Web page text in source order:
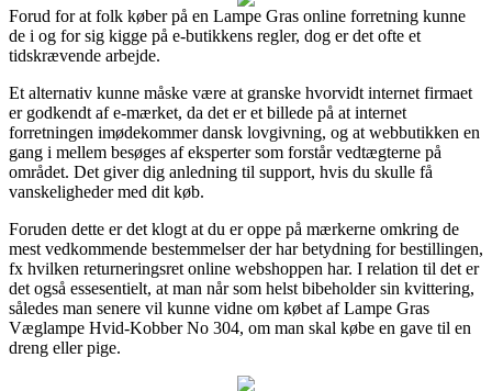
Forud for at folk køber på en Lampe Gras online forretning kunne
de i og for sig kigge på e-butikkens regler, dog er det ofte et
tidskrævende arbejde.
Et alternativ kunne måske være at granske hvorvidt internet firmaet
er godkendt af e-mærket, da det er et billede på at internet
forretningen imødekommer dansk lovgivning, og at webbutikken en
gang i mellem besøges af eksperter som forstår vedtægterne på
området. Det giver dig anledning til support, hvis du skulle få
vanskeligheder med dit køb.
Foruden dette er det klogt at du er oppe på mærkerne omkring de
mest vedkommende bestemmelser der har betydning for bestillingen,
fx hvilken returneringsret online webshoppen har. I relation til det er
det også essesentielt, at man når som helst bibeholder sin kvittering,
således man senere vil kunne vidne om købet af Lampe Gras
Væglampe Hvid-Kobber No 304, om man skal købe en gave til en
dreng eller pige.